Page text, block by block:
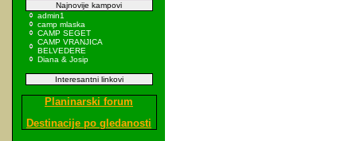
Najnovije kampovi
admin1
camp mlaska
CAMP SEGET
CAMP VRANJICA
BELVEDERE
Diana & Josip
Interesantni linkovi
Planinarski forum
Destinacije po gledanosti